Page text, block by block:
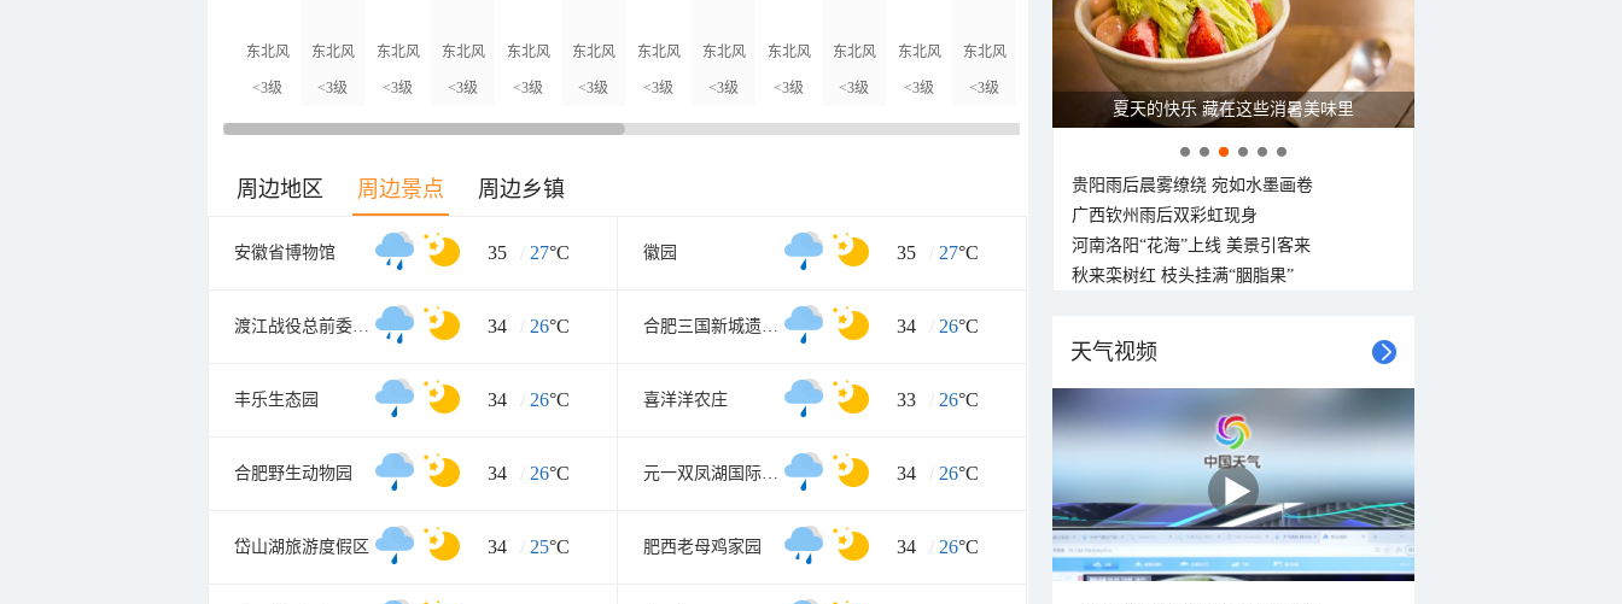
东北风
<3级
东北风
<3级
东北风
<3级
东北风
<3级
东北风
<3级
东北风
<3级
东北风
<3级
东北风
<3级
东北风
<3级
东北风
<3级
东北风
<3级
东北风
<3级 <3级
东北风
<3级
东北风
<3级
东北风
<3级 <3级
南风
<3级
周边地区 周边景点 周边乡镇
安徽省博物馆 35 / 27°C 徽园 35 / 27°C
渡江战役总前委参谋处旧址 34 / 26°C 合肥三国新城遗址公园 34 / 26°C
丰乐生态园 34 / 26°C 喜洋洋农庄 33 / 26°C
合肥野生动物园 34 / 26°C 元一双凤湖国际旅游度假区 34 / 26°C
岱山湖旅游度假区 34 / 25°C 肥西老母鸡家园 34 / 26°C
夏天的快乐 藏在这些消暑美味里
贵阳雨后晨雾缭绕 宛如水墨画卷
广西钦州雨后双彩虹现身
河南洛阳“花海”上线 美景引客来
秋来栾树红 枝头挂满“胭脂果”
天气视频